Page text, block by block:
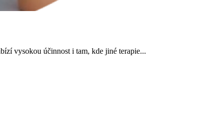
vysokou účinnost i tam, kde jiné terapie...